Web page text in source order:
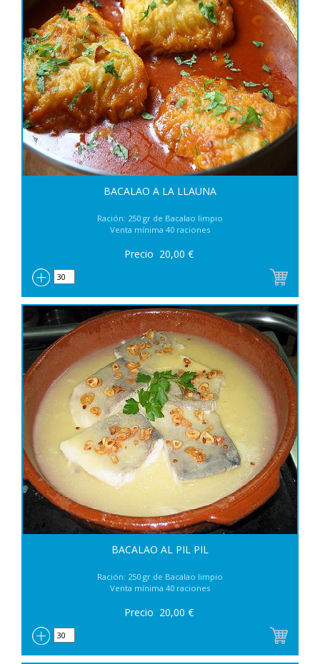
BACALAO A LA LLAUNA
Ración: 250 gr de Bacalao limpio
Venta mínima 40 raciones
Precio 20,00 €
BACALAO AL PIL PIL
Ración: 250 gr de Bacalao limpio
Venta mínima 40 raciones
Precio 20,00 €